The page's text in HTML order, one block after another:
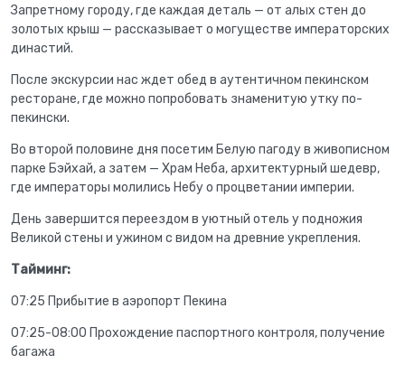
Запретному городу, где каждая деталь — от алых стен до
золотых крыш — рассказывает о могуществе императорских
династий.
После экскурсии нас ждет обед в аутентичном пекинском
ресторане, где можно попробовать знаменитую утку по-
пекински.
Во второй половине дня посетим Белую пагоду в живописном
парке Бэйхай, а затем — Храм Неба, архитектурный шедевр,
где императоры молились Небу о процветании империи.
День завершится переездом в уютный отель у подножия
Великой стены и ужином с видом на древние укрепления.
Тайминг:
07:25 Прибытие в аэропорт Пекина
07:25-08:00 Прохождение паспортного контроля, получение
багажа